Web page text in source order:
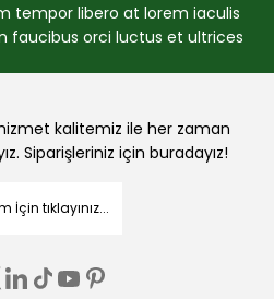
tempor libero at lorem iaculis
faucibus orci luctus et ultrices
kalitemiz ile her zaman
Siparişleriniz için buradayız!
İçin tıklayınız...